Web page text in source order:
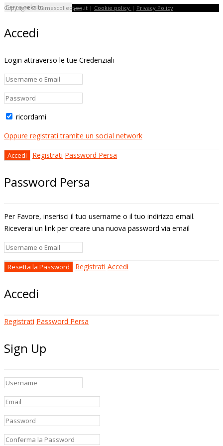
Copyright © Gamescollection.it | Cookie policy | Privacy Policy
Accedi
Login attraverso le tue Credenziali
ricordami
Oppure registrati tramite un social network
Registrati Password Persa
Password Persa
Per Favore, inserisci il tuo username o il tuo indirizzo email.
Riceverai un link per creare una nuova password via email
Registrati Accedi
Accedi
Registrati Password Persa
Sign Up